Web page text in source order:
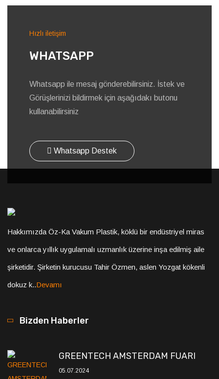
Hızlı iletişim
WHATSAPP
Whatsapp ile mesaj gönderebilirsiniz. İstek ve
Görüşlerinizi bildirmek için aşağıdakı butonu
kullanabilirsiniz
Whatsapp Destek
Hakkımızda Öz-Ka Vakum Plastik, köklü bir endüstriyel miras
ve onlarca yıllık uygulamalı uzmanlık üzerine inşa edilmiş aile
şirketidir. Şirketin kurucusu Tahir Özmen, aslen Yozgat kökenli
dokuz k..Devamı
Bizden Haberler
GREENTECH AMSTERDAM FUARI
05.07.2024